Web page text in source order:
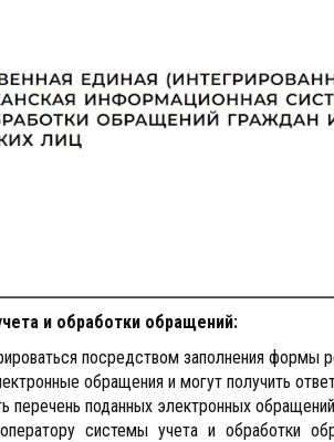
и обработки обращений:
посредством заполнения формы
обращения и могут получить
перечень поданных электронных
оператору системы учета и обработки